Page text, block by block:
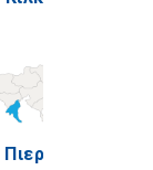
Πιερία